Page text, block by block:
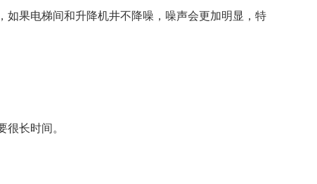
果电梯间和升降机井不降噪，噪声会更加明显，特
长时间。